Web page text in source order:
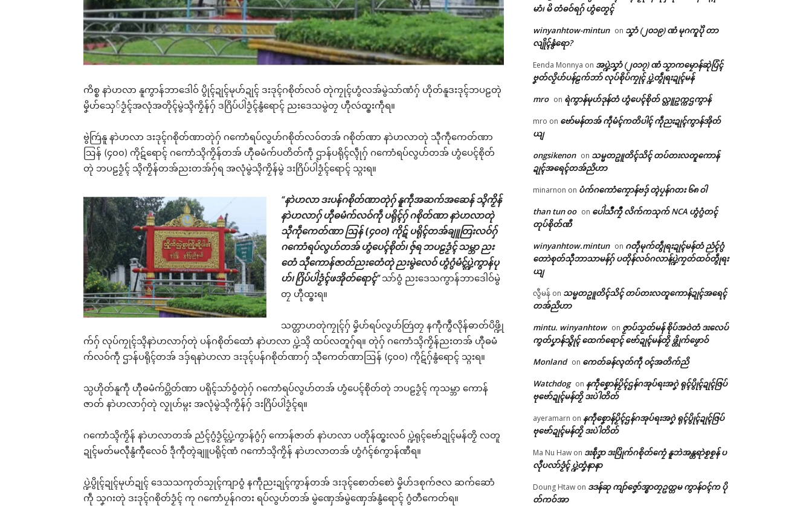
ဌာန်ပရိုၚ်ဗၠးၜးမန်
🏛 လညာတ်ပါ်ပဲါ
ဗွဳဒဳယဵု
ကိစ္စ နာဲဟလာ နူကွာန်ဘာဒေါဝ် ပွိုၚ်ဍုၚ်မုဟ်ဍုၚ် ဒးဒုၚ်ဂစိုတ်လဝ် တုဲကၠုၚ်ဟွံလအ်မွဲသာ်ဏံဂှ် ဟိုတ်နူဒးဒုၚ်ဘပဠတုဲ
မၞိဟ်သှေ်ဒၟံၚ်အလုံအတိုၚ်မွဲသ္ၚိကၟိန်ဂှ် ဒဂြိပ်ပါဲဒၟံၚ်နွံရောၚ် ညးဒေသမွဲတၠ ဟီုလဴထ္ၜးကဵုရ။
ဗွဲကြဴနူ နာဲဟလာ ဒးဒုၚ်ဂစိုတ်ဏာတုဲဂှ် ဂကောံရပ်လွဟ်ဂစိုတ်လဝ်တအ် ဂစိုတ်ဏာ နာဲဟလာတုဲ သီုကဵုကေတ်ဏာ
ဩန် (၄၀၀) ကိုဋ်ရောၚ် ဂကောံသ္ၚိကၟိန်တအ် ဟီုဓမံက်ပတိတ်ကဵု ဌာန်ပရိုၚ်လ္ၚဵုဂှ် ဂကောံရပ်လွဟ်တအ် ဟွံပေၚ်စိုတ်
တုဲ ဘပဠဒၟံၚ် သ္ၚိကၟိန်တအ်ညးတအ်ဂှ်ရ အလုံမွဲသ္ၚိကၟိန်မွဲ ဒးဂြိပ်ပါဲဒၟံၚ်ရောၚ် သ္ဂးရ။
“နာဲဟလာ ဒးပန်ဂစိုတ်ဏာတုဲဂှ် နူကဵုအဆက်အဆေန် သ္ၚိကၟိန်
နာဲဟလာဂှ် ဟီုဓမံက်လဝ်ကဵု ပရိုၚ်ဂှ် ဂစိုတ်ဏာ နာဲဟလာတုဲ
သီုကဵုကေတ်ဏာ ဩန် (၄၀၀) ကိုဋ် ပရိုၚ်တအ်ချူတြးလဝ်ဂှ်
ဂကောံရပ်လွဟ်တအ် ဟွံပေၚ်စိုတ်၊ ဇှ်ရ ဘပဠဒၟံၚ် သမ္ဘာ ညး
တေံ သီုကောန်ဇာတ်ညးတေံတုဲ ညးမွဲလေဝ် ဟွံဂွံမံၚ်ပ္ဍဲကွာန်ပု
ဟ်၊ ဂြိပ်ပါဲဒၟံၚ်ဖအိုတ်ရောၚ်”သာ်ဝွံ ညးဒေသကွာန်ဘာဒေါဝ်မွဲ
တၠ ဟီုထ္ၜးရ။
သတ္တာဟတုဲကၠုၚ်ဂှ် မၞိဟ်ရပ်လွဟ်တြဴတၠ နကဵုကွဳလိုန်ဓာတ်ပိဖ္ဍို
က်ဂှ် လုပ်ကၠုၚ်သ္ၚိနာဲဟလာဂှ်တုဲ ပန်ဂစိုတ်ထောံ နာဲဟလာ ပ္ဍဲသ္ၚိ ထပ်လတူဂှ်ရ။ တုဲဂှ် ဂကောံသ္ၚိကၟိန်ညးတအ် ဟီုဓမံ
က်လဝ်ကဵု ဌာန်ပရိုၚ်တအ် ဒဒှ်ရနာဲဟလာ ဒးဒုၚ်ပန်ဂစိုတ်ဏာဂှ် သီုကေတ်ဏာဩန် (၄၀၀) ကိုဋ်ဂှ်နွံရောၚ် သ္ဂးရ။
သ္ပဟိုတ်နူကဵု ဟီုဓမံက်ပ္တိတ်ဏာ ပရိုၚ်သာ်ဝွံတုဲဂှ် ဂကောံရပ်လွဟ်တအ် ဟွံပေၚ်စိုတ်တုဲ ဘပဠဒၟံၚ် ကုသမ္ဘာ ကောန်
ဇာတ် နာဲဟလာဂှ်တုဲ လၟုဟ်မ္ဂး အလုံမွဲသ္ၚိကၟိန်ဂှ် ဒးဂြိပ်ပါဲဒၟံၚ်ရ။
ဂကောံသ္ၚိကၟိန် နာဲဟလာတအ် ညံၚ်ဂွံဒၟံၚ်ပ္ဍဲကွာန်ဂွံဂှ် ကောန်ဇာတ် နာဲဟလာ ပတိုန်ထ္ၜးလဝ် ပ္ဍဲရုၚ်ဗော်ဍုၚ်မန်တၟိ လတူ
ဍုၚ်မတ်မလီုနွံကီုလေဝ် ဒဵုကဵုတ္ၚဲချူပရိုၚ်ဏံ ဂကောံသ္ၚိကၟိန် နာဲဟလာတအ် ဟွံဂံၚ်စဴကွာန်ဏီရ။
ပ္ဍဲပွိုၚ်ဍုၚ်မုဟ်ဍုၚ် ဒေသသကုတ်သၠုၚ်ကျာဝွံ နကဵုညးဍုၚ်ကွာန်တအ် ဒးဒုၚ်စောတ်စောဲ မၞိဟ်ဒစုက်ဇလ ဆက်ဆောံ
ကဵု သၞဂးတုဲ ဒးဒုၚ်ဂစိုတ်ဒၟံၚ် ကု ဂကောံပၠန်ဂတး ရပ်လွဟ်တအ် မွဲဏှေအ်မွဲဏှေအ်နွံရောၚ် ဂွံတီကေတ်ရ။
မာံ၊ မိ တံဓဝ်ရဂှ် ဟွံတၟေၚ်
winyanhtow-mintun on သၞာံ (၂၀၁၉) ဏံ မုဂကူပိုဲ တာ
လျိုၚ်နွံရော?
Eenda Monnya on အပ္ဍဲသၞာံ (၂၀၁၇) ဏံ သၟာကမၠောန်ဆုဲပြံၚ်
ဗၞတ်လၟိဟ်ပန်ဠက်ဘာ် လုပ်စိုပ်ကၠုၚ် ပ္ဍဲတွဵုရးဍုၚ်မန်
mro on ရဲကွာန်မုဟ်ဒုန်တံ ဟွံပေၚ်စိုတ် လ္တူဥက္ကဌကွာန်
mro on ဗော်မန်တအ် ကဵုမံၚ်ကတိပါၚ် ကဵုညးဍုၚ်ကွာန်အိုတ်
ယျ
ongsikenon on သမ္မတဥူတိၚ်သိၚ် တပ်တးလတူကောန်
ဍုၚ်အရေၚ်တအ်ညိဟာ
minarnon on ပံက်ဂကောံကၠောန်ဗဒှ် တ္ၚဲပၠန်ဂတး ၆၈ ဝါ
than tun oo on ပေါဲသဳကၠဳ လိက်ကသုက် NCA ဟွံဂွံတၚ်
တုပ်စိုတ်ဏီ
winyanhtow.mintun on ဂတဵုမုက်တွဵုရးဍုၚ်မန်တံ ညံၚ်ဂွံ
တောဲစုတ်သီုဘာသာမန်ဂှ် ပတိုန်လဝ်ဂလာန်ပ္ဍဲကၠတ်ထဝ်တွဵုရး
ယျ
လွီမန် on သမ္မတဥူတိၚ်သိၚ် တပ်တးလတူကောန်ဍုၚ်အရေၚ်
တအ်ညိဟာ
mintu. winyanhtow on ဇၟာပ်သၟတ်မန် စိုပ်အဝဲတံ ဒးလေပ်
ကွတ်ပၞာန်သ္ဇိုၚ် ထေက်ရောၚ် ဗော်ဍုၚ်မန်တၟိ ဖ္တိုက်ဖၟောဝ်
Monland on ကေတ်ခန်လ္ၚတ်ကဵု ၀ၚ်အတိက်ညိ
Watchdog on နကဵုစၞောန်ပၟိၚ်ဌန်ဂအုပ်ရးအဂၞဲ ရုၚ်ပွိုၚ်ဍုၚ်ဇြပ်
ဗုဗော်ဍုၚ်မန်တၟိ ဒးပဲါတိတ်
ayeramarn on နကဵုစၞောန်ပၟိၚ်ဌန်ဂအုပ်ရးအဂၞဲ ရုၚ်ပွိုၚ်ဍုၚ်ဇြပ်
ဗုဗော်ဍုၚ်မန်တၟိ ဒးပဲါတိတ်
Ma Nu Haw on ဒးစဵုဒၞာ ဒးပြိုက်ဂစိုတ်ကၠေံ နူဘဲအန္တရာဲစၟစၟန် ပ
လီုပလာ်ဒၟံၚ် ပ္ဍဲတၞံနာနာ
Doung Htaw on ဒဒန်ဆု ကျာ်ဇၞော်အ္စာတၠဥတ္တမ ကွာန်ဝၚ်က ပို
တ်ကဝ်အာ